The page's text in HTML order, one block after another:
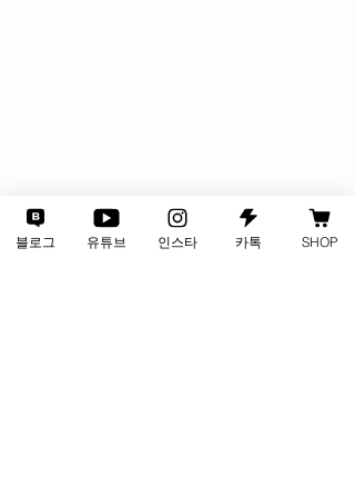
블로그 유튜브 인스타 카톡 SHOP